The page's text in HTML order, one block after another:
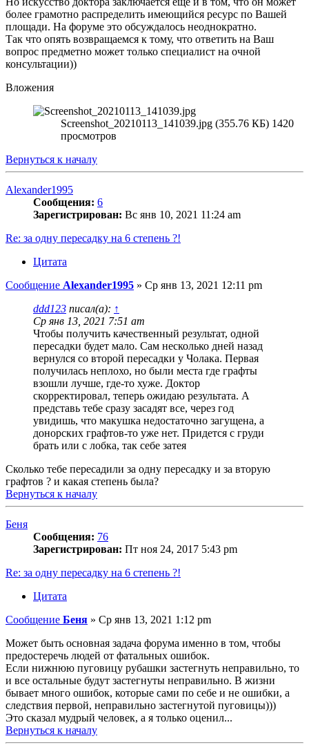
более грамотно распределить имеющийся ресурс по Вашей
площади. На форуме это обсуждалось неоднократно.
Так что опять возвращаемся к тому, что ответить на Ваш
вопрос предметно может только специалист на очной
консультации))
Вложения
Screenshot_20210113_141039.jpg (355.76 КБ) 1420
просмотров
Вернуться к началу
Alexander1995
Сообщения: 6
Зарегистрирован: Вс янв 10, 2021 11:24 am
Re: за одну пересадку на 6 степень ?!
Цитата
Сообщение Alexander1995 » Ср янв 13, 2021 12:11 pm
ddd123 писал(а): ↑
Ср янв 13, 2021 7:51 am
Чтобы получить качественный результат, одной
пересадки будет мало. Сам несколько дней назад
вернулся со второй пересадки у Чолака. Первая
получилась неплохо, но были места где графты
взошли лучше, где-то хуже. Доктор
скорректировал, теперь ожидаю результата. А
представь тебе сразу засадят все, через год
увидишь, что макушка недостаточно загущена, а
донорских графтов-то уже нет. Придется с груди
брать или с лобка, так себе затея
Сколько тебе пересадили за одну пересадку и за вторую
графтов ? и какая степень была?
Вернуться к началу
Беня
Сообщения: 76
Зарегистрирован: Пт ноя 24, 2017 5:43 pm
Re: за одну пересадку на 6 степень ?!
Цитата
Сообщение Беня » Ср янв 13, 2021 1:12 pm
Может быть основная задача форума именно в том, чтобы
предостеречь людей от фатальных ошибок.
Если нижнюю пуговицу рубашки застегнуть неправильно, то
и все остальные будут застегнуты неправильно. В жизни
бывает много ошибок, которые сами по себе и не ошибки, а
следствия первой, неправильно застегнутой пуговицы)))
Это сказал мудрый человек, а я только оценил...
Вернуться к началу